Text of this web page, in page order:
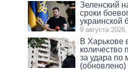
Зеленский
сроки
украинской
9 августа
В Харькове
количество
за удара по
(обновлено)